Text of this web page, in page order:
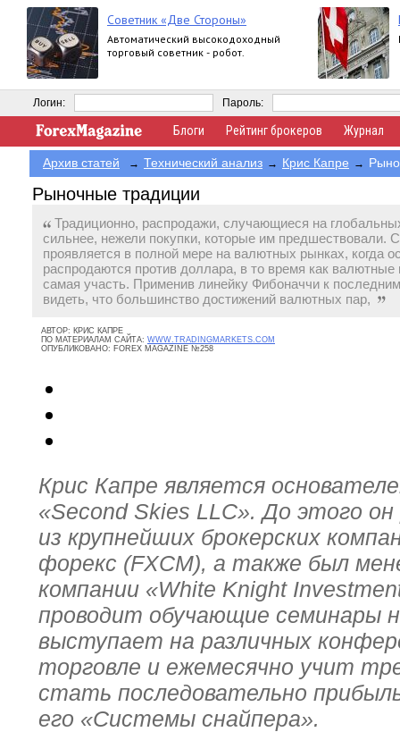
Советник «Две Стороны»
Автоматический высокодоходный
торговый советник - робот.
Логин: Пароль:
Блоги Рейтинг брокеров Журнал
Архив статей → Технический анализ → Крис Капре →
Рыночные традиции
Традиционно, распродажи, случающиеся на
сильнее, нежели покупки, которые им предшествовали.
проявляется в полной мере на валютных рынках, когда
распродаются против доллара, в то время как валютные
самая участь. Применив линейку Фибоначчи к
видеть, что большинство достижений валютных пар,
АВТОР: КРИС КАПРЕ
ПО МАТЕРИАЛАМ САЙТА: WWW.TRADINGMARKETS.COM
ОПУБЛИКОВАНО: FOREX MAGAZINE №258
Крис Капре является
«Second Skies LLC». До этого
из крупнейших брокерских
форекс (FXCM), а также был
компании «White Knight
проводит обучающие семинары
выступает на различных
торговле и ежемесячно учит
стать последовательно
его «Системы снайпера».